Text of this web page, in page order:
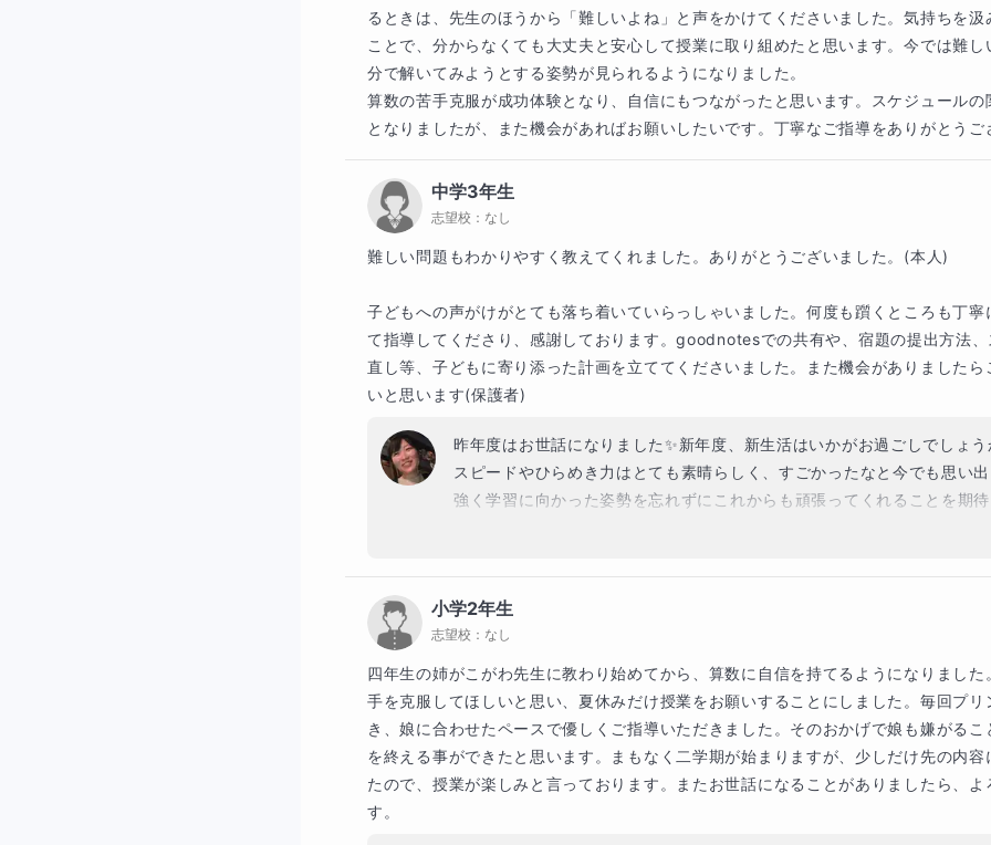
④指導時間帯
平日９：００〜２１：００で対応しております。
塾講師時代に小学生の指導に携わっていました。お子さんが「できた」と達成感
ように支援いたしますので、ぜひ一度ご相談ください。
るときは、先生のほうから「難しいよね」と声をかけてくださいました。気持ちを汲
ことで、分からなくても大丈夫と安心して授業に取り組めたと思います。今では難し
分で解いてみようとする姿勢が見られるようになりました。
算数の苦手克服が成功体験となり、自信にもつながったと思います。スケジュールの
となりましたが、また機会があればお願いしたいです。丁寧なご指導をありがとうご
中学3年生
志望校： なし
難しい問題もわかりやすく教えてくれました。ありがとうございました。(本人)
子どもへの声がけがとても落ち着いていらっしゃいました。何度も躓くところも丁寧
て指導してくださり、感謝しております。goodnotesでの共有や、宿題の提出方法、
直し等、子どもに寄り添った計画を立ててくださいました。また機会がありましたら
いと思います(保護者)
昨年度はお世話になりました✨新年度、新生活はいかがお過ごしでしょ
スピードやひらめき力はとても素晴らしく、すごかったなと今でも思い
強く学習に向かった姿勢を忘れずにこれからも頑張ってくれることを期待
小学2年生
志望校： なし
四年生の姉がこがわ先生に教わり始めてから、算数に自信を持てるようになりました
手を克服してほしいと思い、夏休みだけ授業をお願いすることにしました。毎回プリ
き、娘に合わせたペースで優しくご指導いただきました。そのおかげで娘も嫌がるこ
を終える事ができたと思います。まもなく二学期が始まりますが、少しだけ先の内容
たので、授業が楽しみと言っております。またお世話になることがありましたら、よ
す。